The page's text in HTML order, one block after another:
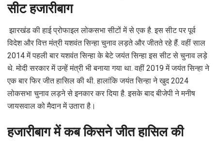
सीट हजारीबाग
झारखंड की हाई प्रोफाइल लोकसभा सीटों में से एक है. इस सीट पर पूर्व
विदेश और वित्त मंत्री यशवंत सिन्हा चुनाव लड़ते और जीतते रहे हैं. वहीं साल
2014 में पहली बार यशवंत सिन्हा के बेटे जयंत सिन्हा इस सीट से चुनाव लड़े
थे. मोदी सरकार में उन्हें मंत्री भी बनाया गया था. वहीं 2019 में जयंत सिन्हा ने
एक बार फिर जीत हासिल की थी. हालांकि जयंत सिन्हा ने खुद 2024
लोकसभा चुनाव लड़ने से इनकार कर दिया है. इसके बाद बीजेपी ने मनीष
जायसवाल को मैदान में उतारा है।
हजारीबाग में कब किसने जीत हासिल की